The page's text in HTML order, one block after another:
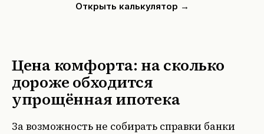
Открыть калькулятор →
Цена комфорта: на сколько
дороже обходится
упрощённая ипотека
За возможность не собирать справки банки